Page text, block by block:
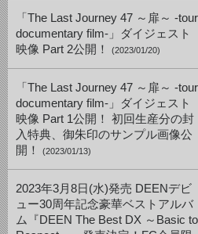
「The Last Journey 47 ～扉～ -tour
documentary film-」ダイジェスト
映像 Part 2公開！
(2023/01/20)
「The Last Journey 47 ～扉～ -tour
documentary film-」ダイジェスト
映像 Part 1公開！ 初回生産分の封
入特典、御朱印のサンプル画像公
開！
(2023/01/13)
2023年3月8日(水)発売 DEENデビ
ュー30周年記念豪華ベストアルバ
ム『DEEN The Best DX ～Basic to